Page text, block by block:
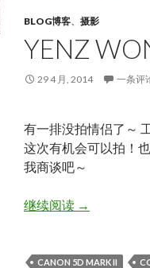
BLOG博客、 摄影
YENZ
29 4 月, 2014 一条评
有一排没拍情侣了～
这次有机会可以拍！
我商谈吧～
继续阅读Yenz Wong &
→
CANON 5D MARK II